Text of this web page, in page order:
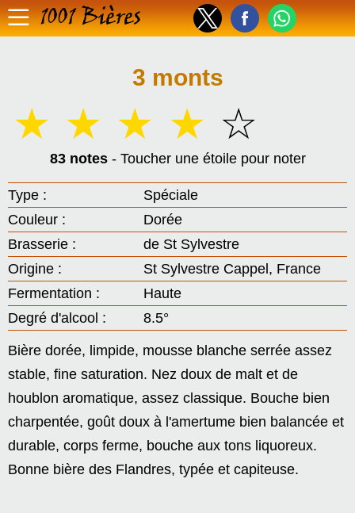
1001 Bières
3 monts
☆
☆
☆
☆
☆
83 notes- Toucher une étoile pour noter
Type :
Spéciale
Couleur :
Dorée
Brasserie :
de St Sylvestre
Origine :
St Sylvestre Cappel, France
Fermentation :
Haute
Degré d'alcool :
8.5°
Bière dorée, limpide, mousse blanche serrée assez
stable, fine saturation. Nez doux de malt et de
houblon aromatique, assez classique. Bouche bien
charpentée, goût doux à l'amertume bien balancée et
durable, corps ferme, bouche aux tons liquoreux.
Bonne bière des Flandres, typée et capiteuse.